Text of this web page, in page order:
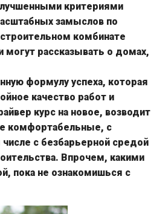
критериями
замыслов по
комбинате
рассказывать о домах,
формулу успеха, которая
качество работ и
курс на новое, возводит
комфортабельные, с
с безбарьерной средой
Впрочем, какими
пока не ознакомишься с